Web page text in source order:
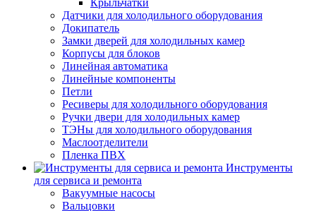
Крыльчатки
Датчики для холодильного оборудования
Докипатель
Замки дверей для холодильных камер
Корпусы для блоков
Линейная автоматика
Линейные компоненты
Петли
Ресиверы для холодильного оборудования
Ручки двери для холодильных камер
ТЭНы для холодильного оборудования
Маслоотделители
Пленка ПВХ
Инструменты
для сервиса и ремонта
Вакуумные насосы
Вальцовки